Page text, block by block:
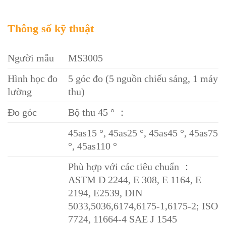
Thông số kỹ thuật
Người mẫu
MS3005
Hình học đo
lường
5 góc đo (5 nguồn chiếu sáng, 1 máy
thu)
Đo góc
Bộ thu 45 ° ：
45as15 °, 45as25 °, 45as45 °, 45as75
°, 45as110 °
Phù hợp với các tiêu chuẩn ：
ASTM D 2244, E 308, E 1164, E
2194, E2539, DIN
5033,5036,6174,6175-1,6175-2; ISO
7724, 11664-4 SAE J 1545